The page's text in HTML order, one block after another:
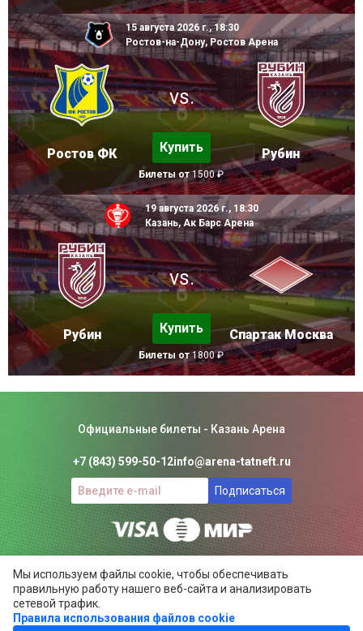
15 августа 2026 г., 18:30
Ростов-на-Дону, Ростов Арена
Ростов ФК
vs.
Купить
Билеты от1500 ₽
Рубин
19 августа 2026 г., 18:30
Казань, Ак Барс Арена
Рубин
vs.
Купить
Билеты от1800 ₽
Спартак Москва
Официальные билеты - Казань Арена
+7 (843) 599-50-12info@arena-tatneft.ru
Подписаться
Казань Арены.
Положение об общих правилах
ARENA-TATNEFT.RU ©
Мы используем файлы cookie, чтобы обеспечивать
правильную работу нашего веб-сайта и анализировать
сетевой трафик.
Правила использования файлов cookie